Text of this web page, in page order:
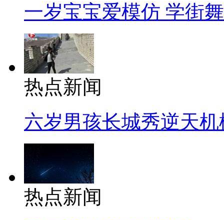
一岁宝宝爱模仿 学街
热点新闻
六岁男孩长城秀逆天机
热点新闻